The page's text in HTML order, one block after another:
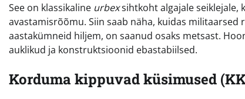
See on klassikaline urbexsihtkoht algajale seiklejale,
avastamisrõõmu. Siin saab näha, kuidas
aastakümneid hiljem, on saanud osaks metsast.
auklikud ja konstruktsioonid ebastabiilsed.
Korduma kippuvad küsimused